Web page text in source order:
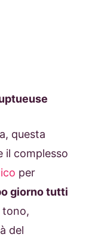
questa
il complesso
per
giorno tutti
tono,
del